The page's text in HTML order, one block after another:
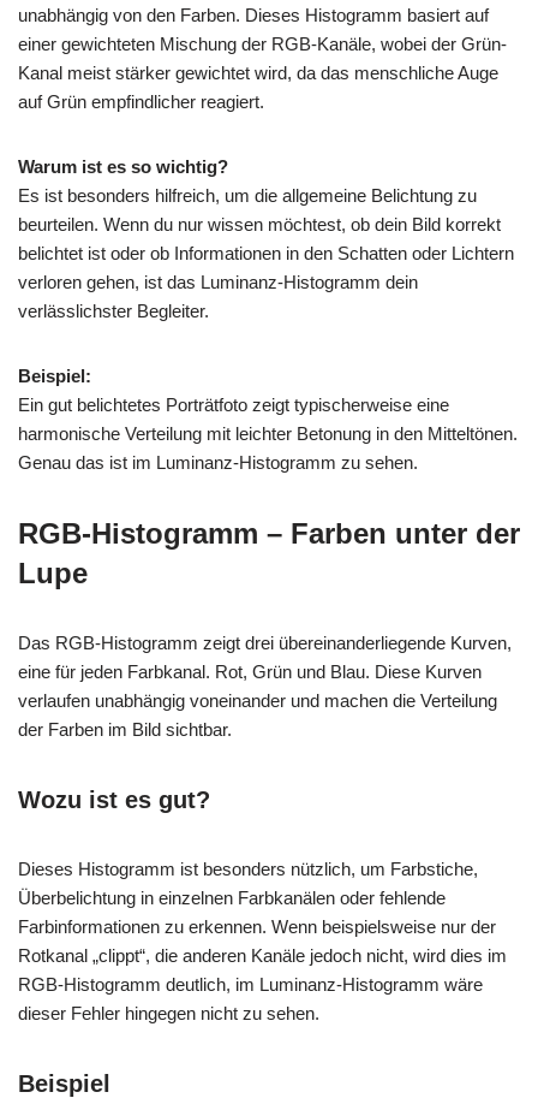
unabhängig von den Farben. Dieses Histogramm basiert auf
einer gewichteten Mischung der RGB-Kanäle, wobei der Grün-
Kanal meist stärker gewichtet wird, da das menschliche Auge
auf Grün empfindlicher reagiert.
Warum ist es so wichtig?
Es ist besonders hilfreich, um die allgemeine Belichtung zu
beurteilen. Wenn du nur wissen möchtest, ob dein Bild korrekt
belichtet ist oder ob Informationen in den Schatten oder Lichtern
verloren gehen, ist das Luminanz-Histogramm dein
verlässlichster Begleiter.
Beispiel:
Ein gut belichtetes Porträtfoto zeigt typischerweise eine
harmonische Verteilung mit leichter Betonung in den Mitteltönen.
Genau das ist im Luminanz-Histogramm zu sehen.
RGB-Histogramm – Farben unter der
Lupe
Das RGB-Histogramm zeigt drei übereinanderliegende Kurven,
eine für jeden Farbkanal. Rot, Grün und Blau. Diese Kurven
verlaufen unabhängig voneinander und machen die Verteilung
der Farben im Bild sichtbar.
Wozu ist es gut?
Dieses Histogramm ist besonders nützlich, um Farbstiche,
Überbelichtung in einzelnen Farbkanälen oder fehlende
Farbinformationen zu erkennen. Wenn beispielsweise nur der
Rotkanal „clippt“, die anderen Kanäle jedoch nicht, wird dies im
RGB-Histogramm deutlich, im Luminanz-Histogramm wäre
dieser Fehler hingegen nicht zu sehen.
Beispiel